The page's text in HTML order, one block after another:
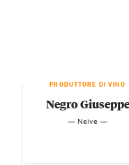
PRODUTTORE DI VINO
Negro Giuseppe
— Neive —